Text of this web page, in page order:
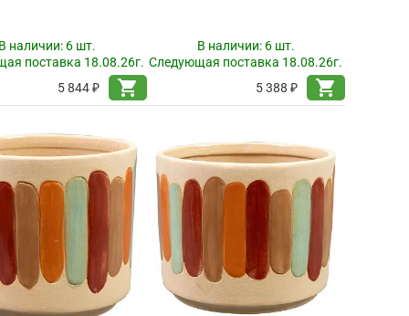
наличии: 6 шт.
поставка 18.08.26г.
5 844 ₽
shopping_cart
В наличии: 6 шт.
Следующая поставка 18.08.26г.
5 388 ₽
shopping_cart